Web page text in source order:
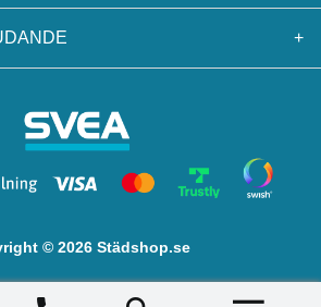
+
© 2026 Städshop.se